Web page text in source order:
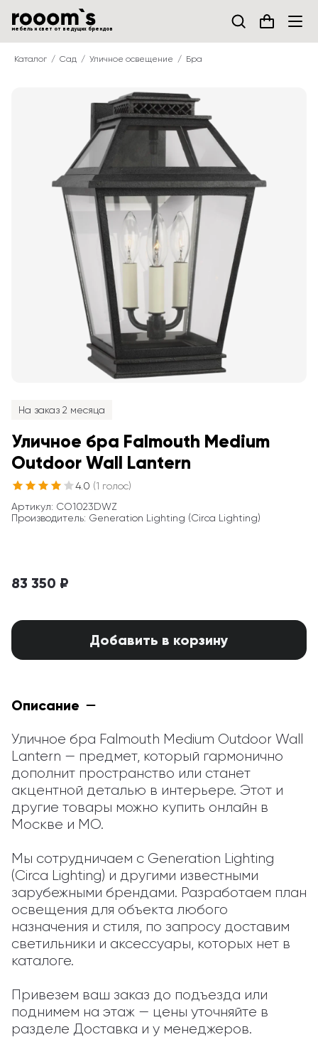
мебель и свет от ведущих брендов
Каталог Сад Уличное освещение Бра
На заказ 2 месяца
Уличное бра Falmouth Medium
Outdoor Wall Lantern
4.0 (1 голос)
Артикул: CO1023DWZ
Производитель: Generation Lighting (Circa Lighting)
83 350 ₽
Добавить в корзину
Описание
Уличное бра Falmouth Medium Outdoor Wall
Lantern — предмет, который гармонично
дополнит пространство или станет
акцентной деталью в интерьере. Этот и
другие товары можно купить онлайн в
Москве и МО.
Мы сотрудничаем с Generation Lighting
(Circa Lighting) и другими известными
зарубежными брендами. Разработаем план
освещения для объекта любого
назначения и стиля, по запросу доставим
светильники и аксессуары, которых нет в
каталоге.
Привезем ваш заказ до подъезда или
поднимем на этаж — цены уточняйте в
разделе Доставка и у менеджеров.